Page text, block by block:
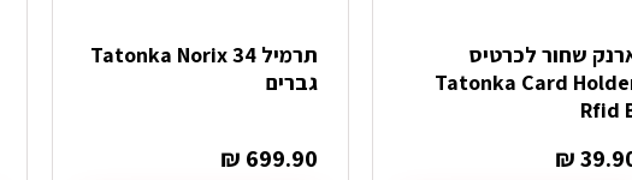
שחור לכרטיס
Tatonka Card
Rfid
₪
תרמיל Tatonka Norix 34
גברים
₪ 699.90